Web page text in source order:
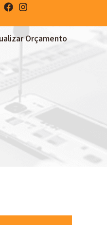
Orçamento